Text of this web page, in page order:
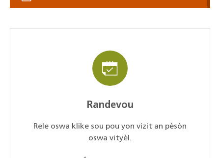
Randevou
Rele oswa klike sou pou yon vizit an pèsòn
oswa vityèl.